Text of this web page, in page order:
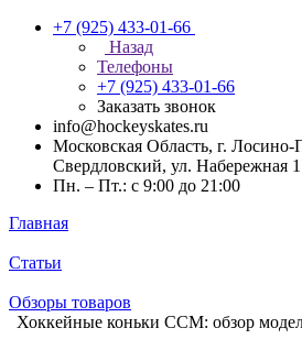
+7 (925) 433-01-66
Назад
Телефоны
+7 (925) 433-01-66
Заказать звонок
info@hockeyskates.ru
Московская Область, г. Лосино-
Свердловский, ул. Набережная
Пн. – Пт.: с 9:00 до 21:00
Главная
Статьи
Обзоры товаров
Хоккейные коньки CCM: обзор